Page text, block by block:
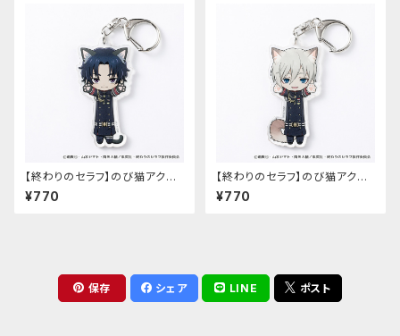
【終わりのセラフ】のび猫アクリ
ルキーホルダー（一瀬グレン）
¥770
【終わりのセラフ】のび猫アクリ
ルキーホルダー（柊深夜）
¥770
保存 シェア LINE ポスト